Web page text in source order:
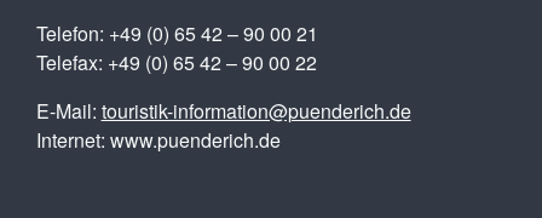
Telefon: +49 (0) 65 42 – 90 00 21
Telefax: +49 (0) 65 42 – 90 00 22
E-Mail: touristik-information@puenderich.de
Internet: www.puenderich.de